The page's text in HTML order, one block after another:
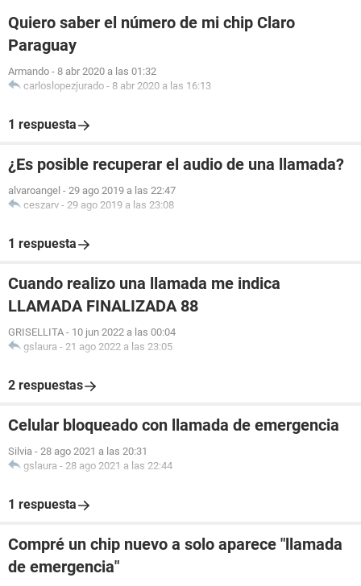
Quiero saber el número de mi chip Claro
Paraguay
Armando - 8 abr 2020 a las 01:32
carloslopezjurado - 8 abr 2020 a las 16:13
1 respuesta
¿Es posible recuperar el audio de una llamada?
alvaroangel - 29 ago 2019 a las 22:47
ceszarv - 29 ago 2019 a las 23:08
1 respuesta
Cuando realizo una llamada me indica
LLAMADA FINALIZADA 88
GRISELLITA - 10 jun 2022 a las 00:04
gslaura - 21 ago 2022 a las 23:05
2 respuestas
Celular bloqueado con llamada de emergencia
Silvia - 28 ago 2021 a las 20:31
gslaura - 28 ago 2021 a las 22:44
1 respuesta
Compré un chip nuevo a solo aparece "llamada
de emergencia"